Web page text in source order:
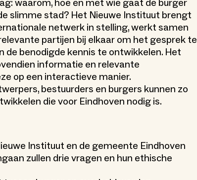
waarom, hoe en met wie gaat de burger
slimme stad? Het Nieuwe Instituut brengt
netwerk in stelling, werkt samen
partijen bij elkaar om het gesprek te
de benodigde kennis te ontwikkelen. Het
informatie en relevante
op een interactieve manier.
bestuurders en burgers kunnen zo
die voor Eindhoven nodig is.
Instituut en de gemeente Eindhoven
zullen drie vragen en hun ethische